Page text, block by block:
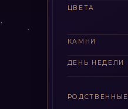
ЦВЕТА
КАМНИ
ДЕНЬ НЕДЕЛИ
РОДСТВЕННЫЕ